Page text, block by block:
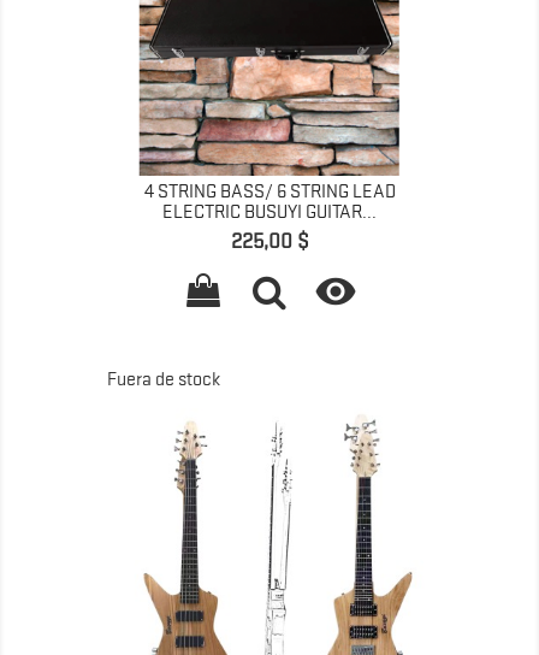
4 STRING BASS/ 6 STRING LEAD
ELECTRIC BUSUYI GUITAR...
Precio
225,00 $

Fuera de stock